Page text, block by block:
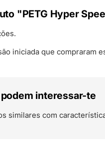
"PETG Hyper
iniciada que compraram
interessar-te
similares com